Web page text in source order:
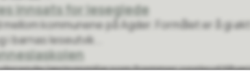
innsats for leseglede
mellom kommunene på Agder. Formålet er å gi
barnas leseutvik...
læringsmiljø som fremmer opplevd